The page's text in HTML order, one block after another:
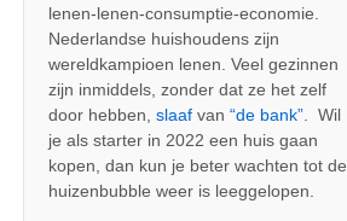
lenen-lenen-consumptie-economie.
Nederlandse huishoudens zijn
wereldkampioen lenen. Veel gezinnen
zijn inmiddels, zonder dat ze het zelf
door hebben,slaaf van“de bank”. Wil
je als starter in 2022 een huis gaan
kopen, dan kun je beter wachten tot de
huizenbubble weer is leeggelopen.